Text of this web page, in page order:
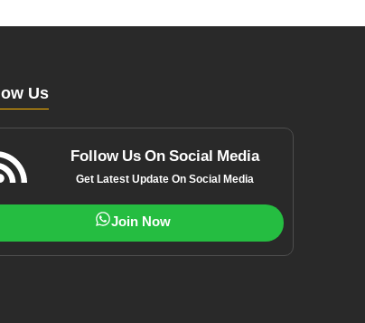
Us
Follow Us On Social Media
Get Latest Update On Social Media
Join Now